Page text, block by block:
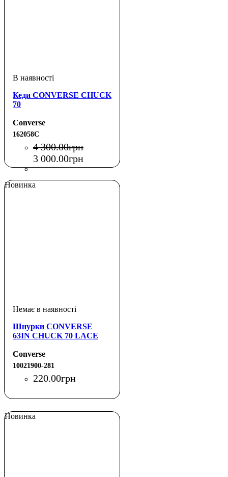
Кеди CONVERSE CHUCK
70
Converse
162058C
4 300.00грн
3 000.00грн
Новинка
Шнурки CONVERSE
63IN CHUCK 70 LACE
Converse
10021900-281
220.00грн
Новинка